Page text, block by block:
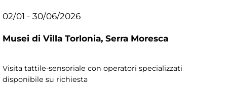
02/01 - 30/06/2026
Musei di Villa Torlonia, Serra Moresca
Visita tattile-sensoriale con operatori specializzati
disponibile su richiesta